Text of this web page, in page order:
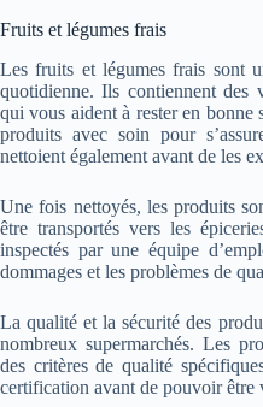
Fruits et légumes frais
Les fruits et légumes frais sont
quotidienne. Ils contiennent des
qui vous aident à rester en bonne
produits avec soin pour
nettoient également avant de les
Une fois nettoyés, les produits
être transportés vers les
inspectés par une équipe
dommages et les problèmes de
La qualité et la sécurité des
nombreux supermarchés. Les
des critères de qualité
certification avant de pouvoir être